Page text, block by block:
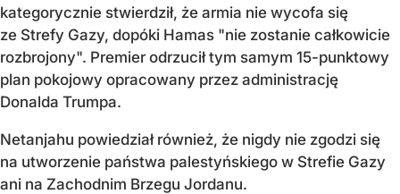
kategorycznie stwierdził, że armia nie wycofa się
ze Strefy Gazy, dopóki Hamas "nie zostanie całkowicie
rozbrojony". Premier odrzucił tym samym 15-punktowy
plan pokojowy opracowany przez administrację
Donalda Trumpa.
Netanjahu powiedział również, że nigdy nie zgodzi się
na utworzenie państwa palestyńskiego w Strefie Gazy
ani na Zachodnim Brzegu Jordanu.